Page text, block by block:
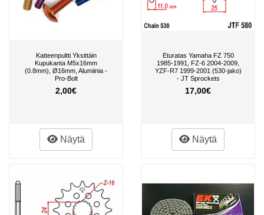
Katteenpultti Yksittäin
Kupukanta M5x16mm
(0.8mm), Ø16mm, Alumiinia -
Pro-Bolt
2,00€
Näytä
Eturatas Yamaha FZ 750
1985-1991, FZ-6 2004-2009,
YZF-R7 1999-2001 (530-jako)
- JT Sprockets
17,00€
Näytä